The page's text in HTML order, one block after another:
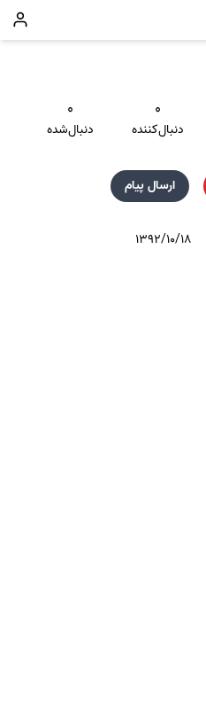
۰
دنبال‌کننده
۰
دنبال‌شده
ارسال پیام
۱۳۹۲/۱۰/۱۸